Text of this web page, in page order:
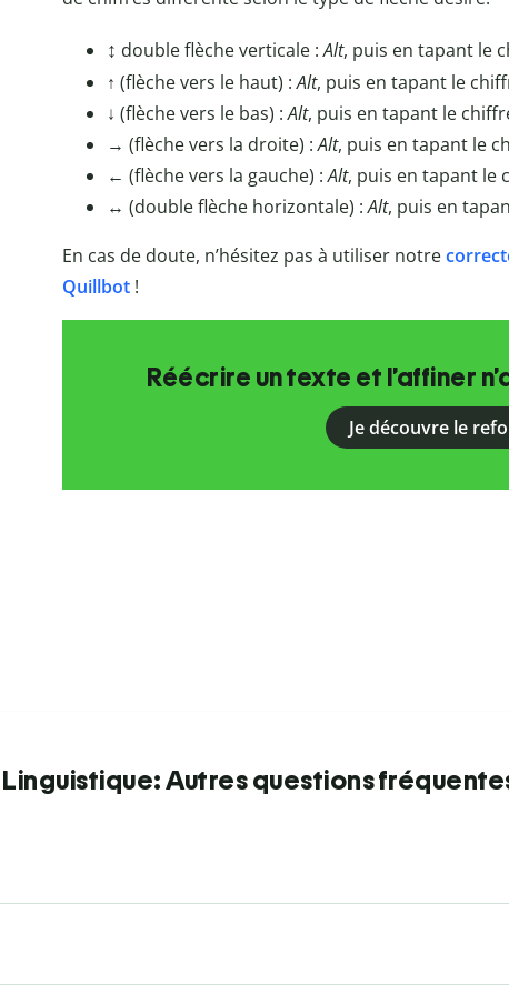
↕ double flèche verticale :Alt, puis en tapant le
↑ (flèche vers le haut) :Alt, puis en tapant le
↓ (flèche vers le bas) :Alt, puis en tapant le
→ (flèche vers la droite) :Alt, puis en tapant le
← (flèche vers la gauche) :Alt, puis en tapant le
↔ (double flèche horizontale) :Alt, puis en
En cas de doute, n’hésitez pas à utiliser notre
Quillbot!
Réécrire un texte et l’affiner
Je découvre le
Linguistique: Autres questions